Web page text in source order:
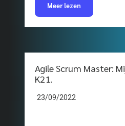
Meer lezen
Agile Scrum Master:
K21.
23/09/2022